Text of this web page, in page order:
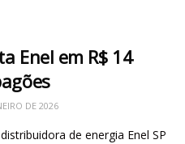
Enel em R$ 14
DE 2026
de energia Enel SP